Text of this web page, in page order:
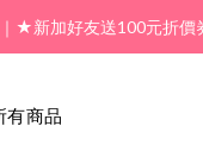
★加入新會員領券送100
★加入新會員領券送100
有商品